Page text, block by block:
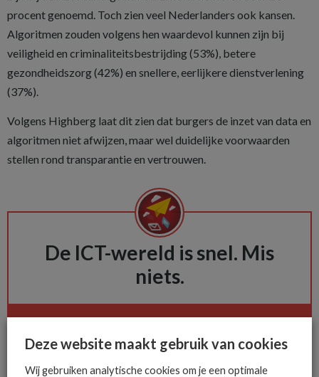
procent genoemd. Toch zien veel Nederlanders ook kansen.
Algoritmen zouden volgens hen waardevol kunnen zijn bij
veiligheid en criminaliteitsbestrijding (53%), betere
gezondheidszorg (42%) en snellere, eerlijkere dienstverlening
(37%).
Volgens Highberg laat dit zien dat burgers de inzet van data en
algoritmen niet afwijzen, maar wel duidelijke voorwaarden
stellen rond transparantie en vertrouwen.
De ICT-wereld is snel. Mis
niets.
mailbox
Deze website maakt gebruik van cookies
Wij gebruiken analytische cookies om je een optimale